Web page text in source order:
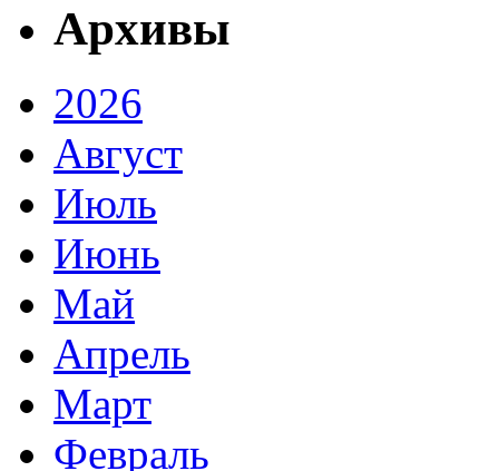
Архивы
2026
Август
Июль
Июнь
Май
Апрель
Март
Февраль